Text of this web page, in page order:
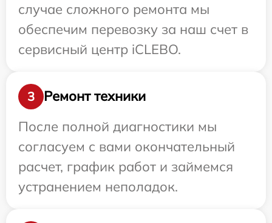
случае сложного ремонта мы
обеспечим перевозку за наш счет в
сервисный центр iCLEBO.
3
Ремонт техники
После полной диагностики мы
согласуем с вами окончательный
расчет, график работ и займемся
устранением неполадок.